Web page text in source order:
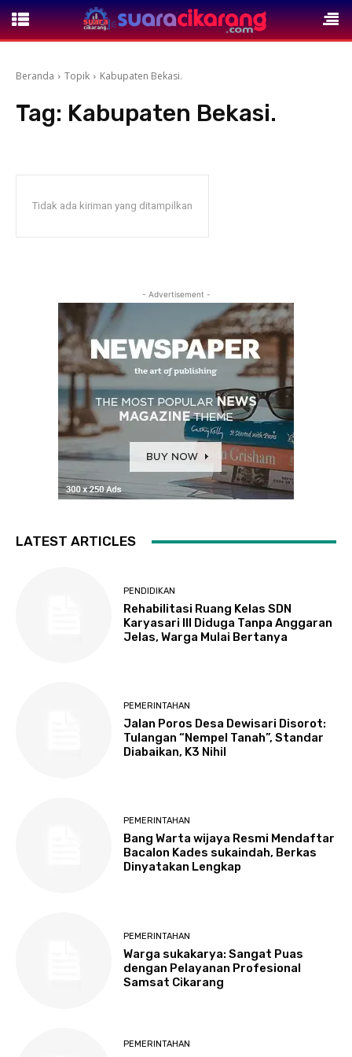
Beranda Topik Kabupaten Bekasi.
Tag: Kabupaten Bekasi.
Tidak ada kiriman yang ditampilkan
- Advertisement -
LATEST ARTICLES
PENDIDIKAN
Rehabilitasi Ruang Kelas SDN
Karyasari III Diduga Tanpa Anggaran
Jelas, Warga Mulai Bertanya
PEMERINTAHAN
Jalan Poros Desa Dewisari Disorot:
Tulangan “Nempel Tanah”, Standar
Diabaikan, K3 Nihil
PEMERINTAHAN
Bang Warta wijaya Resmi Mendaftar
Bacalon Kades sukaindah, Berkas
Dinyatakan Lengkap
PEMERINTAHAN
Warga sukakarya: Sangat Puas
dengan Pelayanan Profesional
Samsat Cikarang
PEMERINTAHAN